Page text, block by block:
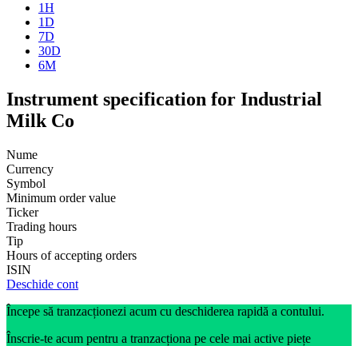
1H
1D
7D
30D
6M
Instrument specification for Industrial
Milk Co
Nume
Currency
Symbol
Minimum order value
Ticker
Trading hours
Tip
Hours of accepting orders
ISIN
Deschide cont
Începe să tranzacționezi acum cu deschiderea rapidă a contului.
Înscrie-te acum pentru a tranzacționa pe cele mai active piețe